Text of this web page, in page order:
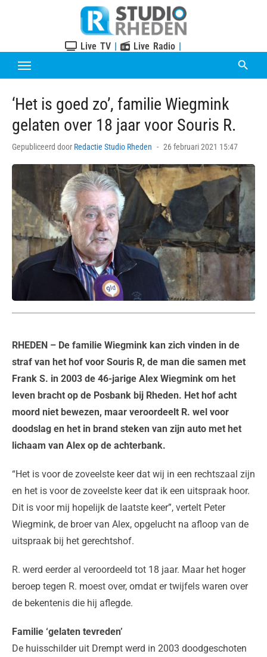
Live TV | Live Radio |
‘Het is goed zo’, familie Wiegmink
gelaten over 18 jaar voor Souris R.
Gepubliceerd door Redactie Studio Rheden
Posted
26 februari 2021 15:47
RHEDEN – De familie Wiegmink kan zich vinden in de
straf van het hof voor Souris R, de man die samen met
Frank S. in 2003 de 46-jarige Alex Wiegmink om het
leven bracht op de Posbank bij Rheden. Het hof acht
moord niet bewezen, maar veroordeelt R. wel voor
doodslag en het in brand steken van zijn auto met het
lichaam van Alex op de achterbank.
“Het is voor de zoveelste keer dat wij in een rechtszaal zijn
en het is voor de zoveelste keer dat ik een uitspraak hoor.
Dit is voor mij hopelijk de laatste keer”, vertelt Peter
Wiegmink, de broer van Alex, opgelucht na afloop van de
uitspraak bij het gerechtshof.
R. werd eerder al veroordeeld tot 18 jaar. Maar het hoger
beroep tegen R. moest over, omdat er twijfels waren over
de bekentenis die hij aflegde.
Familie ‘gelaten tevreden’
De huisschilder uit Drempt werd in 2003 doodgeschoten